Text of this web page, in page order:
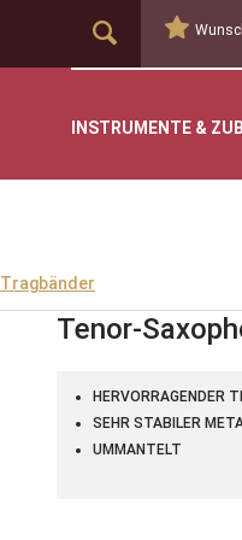
INSTRUMENTE &
Tragbänder
Tenor-
HERVORRAGENDER
SEHR STABILER
UMMANTELT